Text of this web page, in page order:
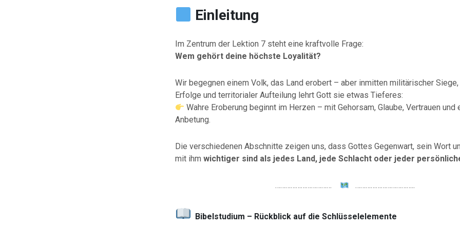
Einleitung
Im Zentrum der Lektion 7 steht eine kraftvolle Frage:
Wem gehört deine höchste Loyalität?
Wir begegnen einem Volk, das Land erobert – aber inmitten militärischer
Erfolge und territorialer Aufteilung lehrt Gott sie etwas Tieferes:
Wahre Eroberung beginnt im Herzen – mit Gehorsam, Glaube, Vertrauen und
Anbetung.
Die verschiedenen Abschnitte zeigen uns, dass Gottes Gegenwart, sein Wort
mit ihm wichtiger sind als jedes Land, jede Schlacht oder jeder
…………………………… ……………………………..
Bibelstudium – Rückblick auf die Schlüsselelemente